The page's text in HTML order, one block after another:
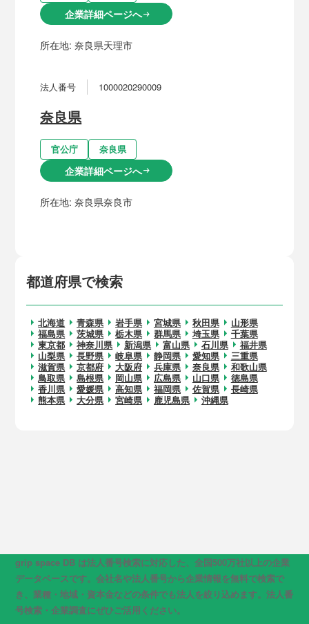
都道府県で検索
北海道 青森県 岩手県 宮城県 秋田県
山形県
福島県
茨城県 栃木県 群馬県 埼玉県
千葉県
東京都
神奈川県 新潟県 富山県 石川県
福井県
山梨県
長野県 岐阜県 静岡県 愛知県
三重県
滋賀県
京都府 大阪府 兵庫県 奈良県
和歌山県
鳥取県
島根県 岡山県 広島県 山口県
徳島県
香川県
愛媛県 高知県 福岡県 佐賀県
長崎県
熊本県
大分県 宮崎県 鹿児島県 沖縄県
企業詳細ページへarrow_right_alt
所在地:奈良県天理市
法人番号 1000020290009
奈良県
官公庁 奈良県
企業詳細ページへarrow_right_alt
所在地:奈良県奈良市
grip space DB は法人番号検索に対応した、全国500万社以上の企業
データベースです。会社名や法人番号から企業情報を無料で検索で
き、業種・地域・資本金などの条件でも法人を絞り込めます。法人番
号検索・企業調査にぜひご活用ください。